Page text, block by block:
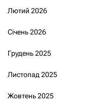
Лютий 2026
Січень 2026
Грудень 2025
Листопад 2025
Жовтень 2025